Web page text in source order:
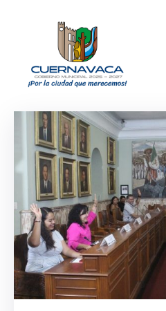
Gobierno
Turismo
Trámites
y
Servicios
Licitaciones
Transparencia
Directorio